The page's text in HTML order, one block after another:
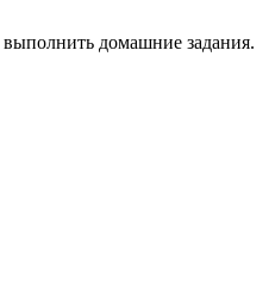
домашние задания.